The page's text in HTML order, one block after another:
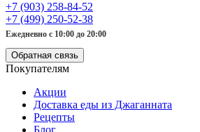
+7 (903) 258-84-52
+7 (499) 250-52-38
Ежедневно с 10:00 до 20:00
Обратная связь
Покупателям
Акции
Доставка еды из Джаганната
Рецепты